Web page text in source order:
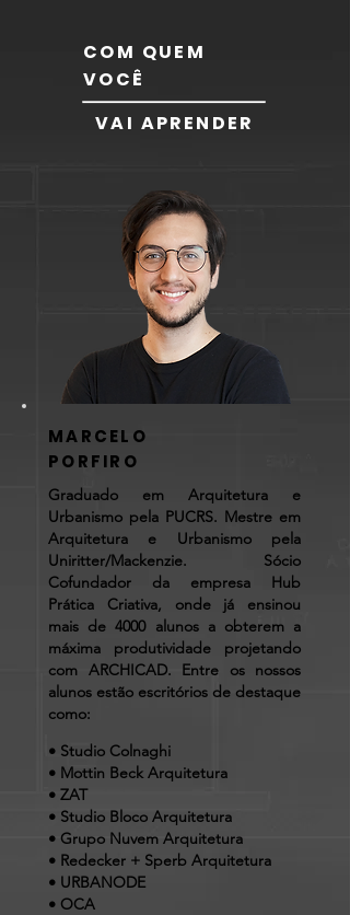
COM QUEM
VOCÊ
VAI APRENDER
MARCELO
PORFIRO
Graduado em Arquitetura e
Urbanismo pela PUCRS. Mestre em
Arquitetura e Urbanismo pela
Uniritter/Mackenzie. Sócio
Cofundador da empresa Hub
Prática Criativa, onde já ensinou
mais de 4000 alunos a obterem a
máxima produtividade projetando
com ARCHICAD. Entre os nossos
alunos estão escritórios de destaque
como:
• Studio Colnaghi
• Mottin Beck Arquitetura
• ZAT
• Studio Bloco Arquitetura
• Grupo Nuvem Arquitetura
• Redecker + Sperb Arquitetura
• URBANODE
• OCA